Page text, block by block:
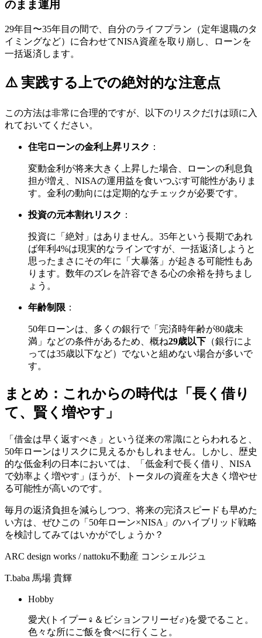
のまま運用
29年目〜35年目の間で、自分のライフプラン（定年退職のタ
イミングなど）に合わせてNISA資産を取り崩し、ローンを
一括返済します。
⚠️ 実践する上での絶対的な注意点
この方法は非常に合理的ですが、以下のリスクだけは頭に入
れておいてください。
住宅ローンの金利上昇リスク ：
変動金利が将来大きく上昇した場合、ローンの利息負
担が増え、NISAの運用益を食いつぶす可能性がありま
す。金利の動向には定期的なチェックが必要です。
投資の元本割れリスク ：
投資に「絶対」はありません。35年という長期であれ
ば年利4%は現実的なラインですが、一括返済しようと
思ったまさにその年に「大暴落」が起きる可能性もあ
ります。数年のズレを許容できる心の余裕を持ちまし
ょう。
年齢制限 ：
50年ローンは、多くの銀行で「完済時年齢が80歳未
満」などの条件があるため、概ね29歳以下 （銀行によ
っては35歳以下など）でないと組めない場合が多いで
す。
まとめ：これからの時代は「長く借り
て、賢く増やす」
「借金は早く返すべき」という従来の常識にとらわれると、
50年ローンはリスクに見えるかもしれません。しかし、歴史
的な低金利の日本においては、「低金利で長く借り、NISA
で効率よく増やす」ほうが、トータルの資産を大きく増やせ
る可能性が高いのです。
毎月の返済負担を減らしつつ、将来の完済スピードも早めた
い方は、ぜひこの「50年ローン×NISA」のハイブリッド戦略
を検討してみてはいかがでしょうか？
ARC design works / nattoku不動産 コンシェルジュ
T.baba 馬場 貴輝
Hobby
愛犬(トイプー♀＆ビションフリーゼ♂)を愛でること。
色々な所にご飯を食べに行くこと。